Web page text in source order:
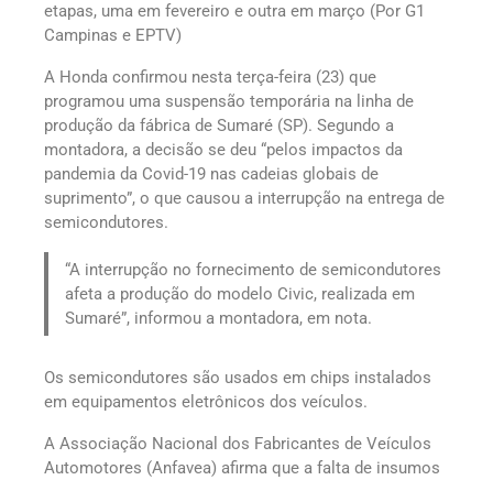
etapas, uma em fevereiro e outra em março (Por G1
Campinas e EPTV)
A Honda confirmou nesta terça-feira (23) que
programou uma suspensão temporária na linha de
produção da fábrica de Sumaré (SP). Segundo a
montadora, a decisão se deu “pelos impactos da
pandemia da Covid-19 nas cadeias globais de
suprimento”, o que causou a interrupção na entrega de
semicondutores.
“A interrupção no fornecimento de semicondutores
afeta a produção do modelo Civic, realizada em
Sumaré”, informou a montadora, em nota.
Os semicondutores são usados em chips instalados
em equipamentos eletrônicos dos veículos.
A Associação Nacional dos Fabricantes de Veículos
Automotores (Anfavea) afirma que a falta de insumos